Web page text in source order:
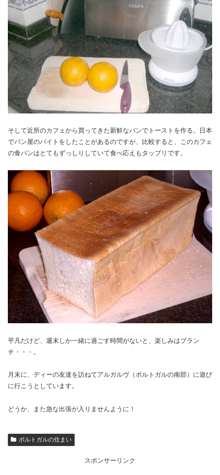
そして近所のカフェから買ってきた新鮮なパンでトーストを作る。日本
でパン屋のバイトをしたことがあるのですが、比較すると、このカフェ
の食パンはとてもずっしりしていて食べ応えもタップリです。
平凡だけど、週末しか一緒に過ごす時間がないと、楽しみはブラン
チ・・・。
月末に、ディーの友達を訪ねてアルガルヴ（ポルトガルの南部）に遊び
に行こうとしています。
どうか、また急な出張が入りませんように！
ポルトガルの住まい
スポンサーリンク